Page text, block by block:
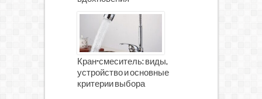
Кран-смеситель: виды,
устройство и основные
критерии выбора